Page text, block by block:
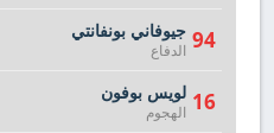
94 جيوفاني بونفانتي
الدفاع
16 لويس بوفون
الهجوم